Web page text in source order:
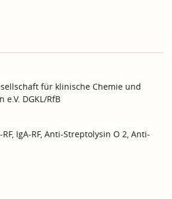
für klinische Chemie und
DGKL/RfB
IgA-RF, Anti-Streptolysin O 2, Anti-